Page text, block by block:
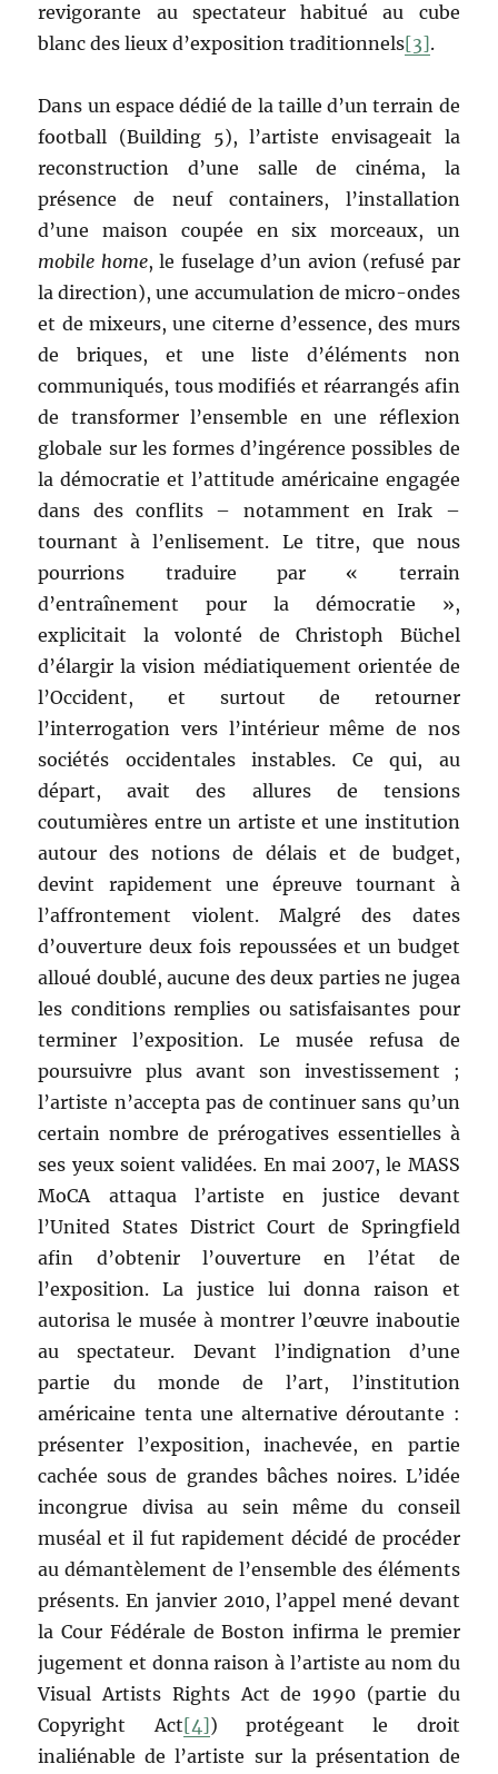
revigorante au spectateur habitué au cube
blanc des lieux d’exposition traditionnels[3].
Dans un espace dédié de la taille d’un terrain de
football (Building 5), l’artiste envisageait la
reconstruction d’une salle de cinéma, la
présence de neuf containers, l’installation
d’une maison coupée en six morceaux, un
mobile home, le fuselage d’un avion (refusé par
la direction), une accumulation de micro-ondes
et de mixeurs, une citerne d’essence, des murs
de briques, et une liste d’éléments non
communiqués, tous modifiés et réarrangés afin
de transformer l’ensemble en une réflexion
globale sur les formes d’ingérence possibles de
la démocratie et l’attitude américaine engagée
dans des conflits – notamment en Irak –
tournant à l’enlisement. Le titre, que nous
pourrions traduire par « terrain
d’entraînement pour la démocratie »,
explicitait la volonté de Christoph Büchel
d’élargir la vision médiatiquement orientée de
l’Occident, et surtout de retourner
l’interrogation vers l’intérieur même de nos
sociétés occidentales instables. Ce qui, au
départ, avait des allures de tensions
coutumières entre un artiste et une institution
autour des notions de délais et de budget,
devint rapidement une épreuve tournant à
l’affrontement violent. Malgré des dates
d’ouverture deux fois repoussées et un budget
alloué doublé, aucune des deux parties ne jugea
les conditions remplies ou satisfaisantes pour
terminer l’exposition. Le musée refusa de
poursuivre plus avant son investissement ;
l’artiste n’accepta pas de continuer sans qu’un
certain nombre de prérogatives essentielles à
ses yeux soient validées. En mai 2007, le MASS
MoCA attaqua l’artiste en justice devant
l’United States District Court de Springfield
afin d’obtenir l’ouverture en l’état de
l’exposition. La justice lui donna raison et
autorisa le musée à montrer l’œuvre inaboutie
au spectateur. Devant l’indignation d’une
partie du monde de l’art, l’institution
américaine tenta une alternative déroutante :
présenter l’exposition, inachevée, en partie
cachée sous de grandes bâches noires. L’idée
incongrue divisa au sein même du conseil
muséal et il fut rapidement décidé de procéder
au démantèlement de l’ensemble des éléments
présents. En janvier 2010, l’appel mené devant
la Cour Fédérale de Boston infirma le premier
jugement et donna raison à l’artiste au nom du
Visual Artists Rights Act de 1990 (partie du
Copyright Act[4]) protégeant le droit
inaliénable de l’artiste sur la présentation de